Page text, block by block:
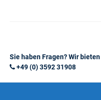
Sie haben Fragen? Wir
+49 (0) 3592 31908